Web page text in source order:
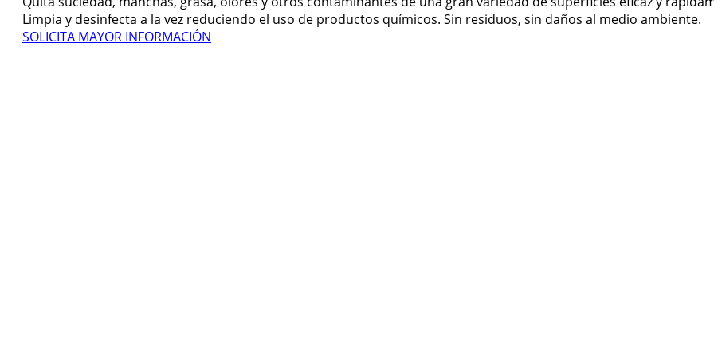
Limpia y desinfecta a la vez reduciendo el uso de productos químicos. Sin residuos, sin daños al medio ambiente.
SOLICITA MAYOR INFORMACIÓN